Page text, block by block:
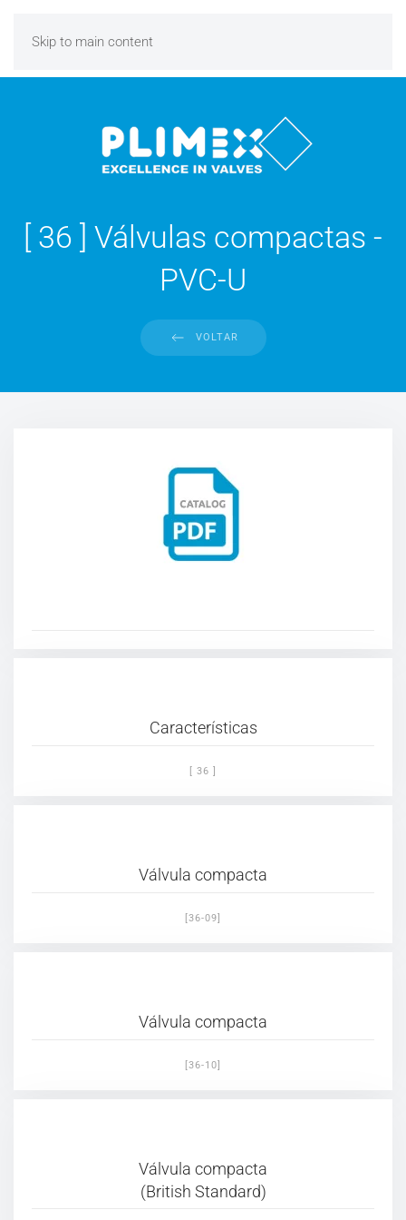
Skip to main content
[ 36 ] Válvulas compactas -
PVC-U
VOLTAR
Características
[ 36 ]
Válvula compacta
[36-09]
Válvula compacta
[36-10]
Válvula compacta
(British Standard)